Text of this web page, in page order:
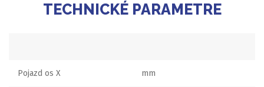
TECHNICKÉ PARAMETRE
Pojazd os X mm